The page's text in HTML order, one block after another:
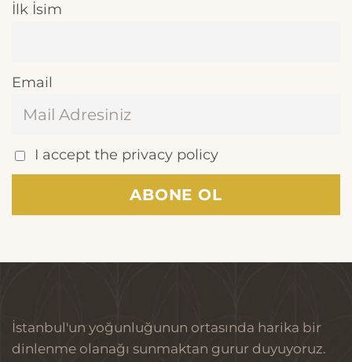
İlk İsim
Email
I accept the privacy policy
İstanbul'un yoğunluğunun ortasında harika bir
dinlenme olanağı sunmaktan gurur duyuyoruz.